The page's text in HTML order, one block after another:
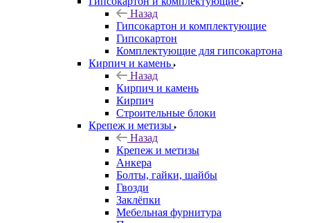
Назад
Гипсокартон и комплектующие
Гипсокартон
Комплектующие для гипсокартона
Кирпич и камень
Назад
Кирпич и камень
Кирпич
Строительные блоки
Крепеж и метизы
Назад
Крепеж и метизы
Анкера
Болты, гайки, шайбы
Гвозди
Заклёпки
Мебельная фурнитура